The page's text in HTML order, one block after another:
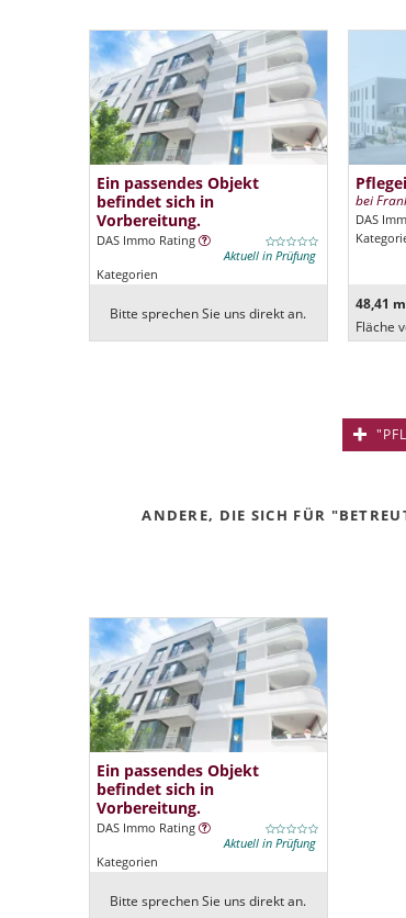
Ein passendes Objekt
befindet sich in
Vorbereitung.
DAS Immo Rating
Aktuell in Prüfung
Kategorien
Bitte sprechen Sie uns direkt an.
bei
DAS
48,41
Fläche
ANDERE, DIE SICH FÜR
Ein passendes Objekt
befindet sich in
Vorbereitung.
DAS Immo Rating
Aktuell in Prüfung
Kategorien
Bitte sprechen Sie uns direkt an.